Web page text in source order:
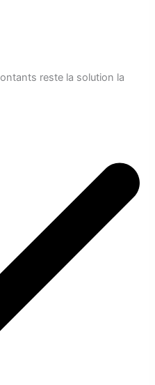
reste la solution la